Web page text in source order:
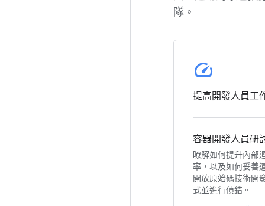
隊。
提高開發人員工
容器開發人員研
瞭解如何提升內部
率，以及如何妥善
開放原始碼技術開
式並進行偵錯。